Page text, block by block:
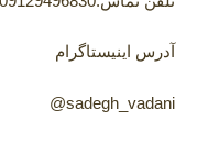
آدرس اینیستاگرام
sadegh_vadani@